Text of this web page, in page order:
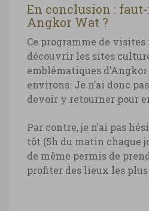
En conclusion :
Angkor Wat ?
Ce programme de visites
découvrir les sites
emblématiques
environs. Je n’ai donc
devoir y retourner pour
Par contre, je n’ai pas
tôt (5h du matin chaque
de même permis de
profiter des lieux les